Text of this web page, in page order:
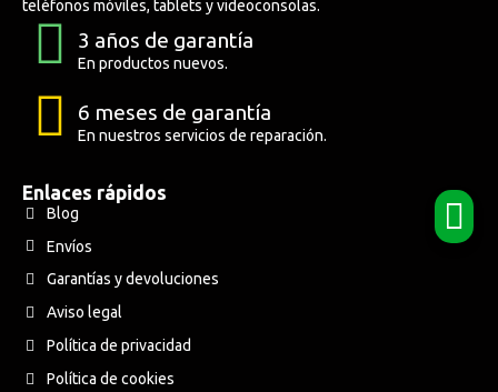
teléfonos móviles, tablets y videoconsolas.
3 años de garantía
En productos nuevos.
6 meses de garantía
En nuestros servicios de reparación.
Enlaces rápidos
Blog
Envíos
Garantías y devoluciones
Aviso legal
Política de privacidad
Política de cookies